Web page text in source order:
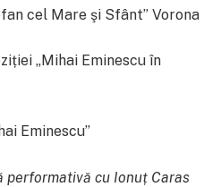
cel Mare şi Sfânt” Vorona
„Mihai Eminescu în
Eminescu”
performativă cu Ionuț Caras